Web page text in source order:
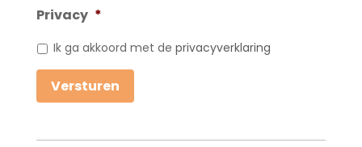
Privacy *
Ik ga akkoord met de privacyverklaring
Versturen